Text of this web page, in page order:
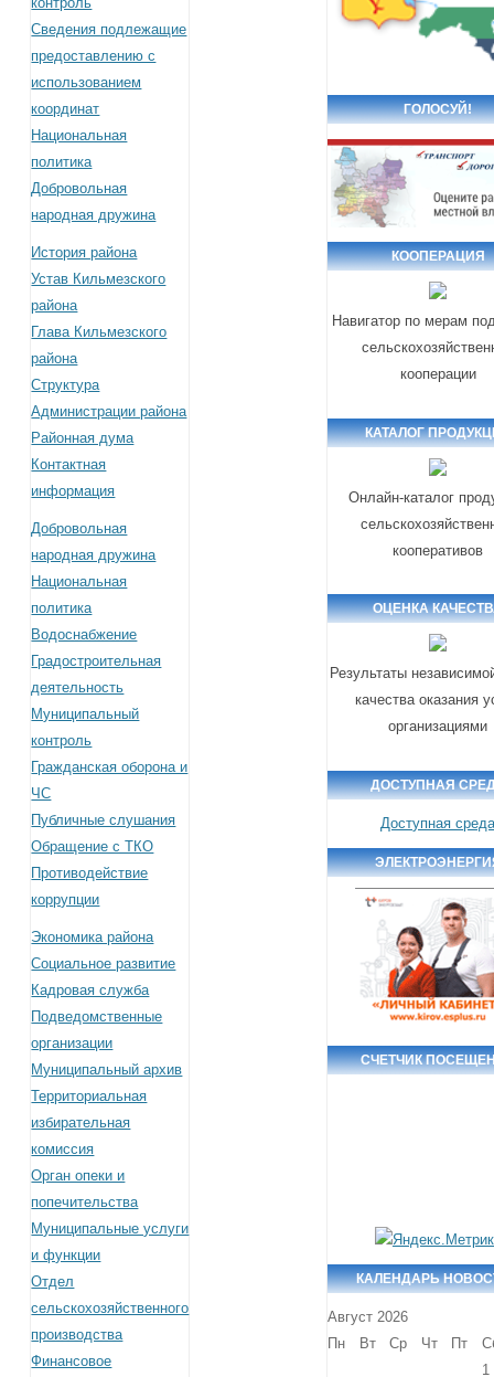
Сведения подлежащие
предоставлению с
использованием
координат
Национальная
политика
Добровольная
народная дружина
История района
Устав Кильмезского
района
Глава Кильмезского
района
Структура
Администрации района
Районная дума
Контактная
информация
Добровольная
народная дружина
Национальная
политика
Водоснабжение
Градостроительная
деятельность
Муниципальный
контроль
Гражданская оборона и
ЧС
Публичные слушания
Обращение с ТКО
Противодействие
коррупции
Экономика района
Социальное развитие
Кадровая служба
Подведомственные
организации
Муниципальный архив
Территориальная
избирательная
комиссия
Орган опеки и
попечительства
Муниципальные услуги
и функции
Отдел
сельскохозяйственного
производства
Финансовое
ГОЛОСУЙ!
КООПЕРАЦИЯ
Навигатор по мерам
кооперации
КАТАЛОГ
Онлайн-каталог
кооперативов
ОЦЕНКА
Результаты
качества оказания
организациями
ДОСТУПНАЯ
Доступная
СЧЕТЧИК
КАЛЕНДАРЬ
Август 2026
Пн
Вт Ср Чт Пт
1